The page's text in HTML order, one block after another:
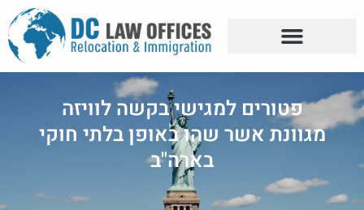
פטורים למגישי בקשה לוויזה
מגוונת אשר שהו באופן בלתי חוקי
בארה"ב